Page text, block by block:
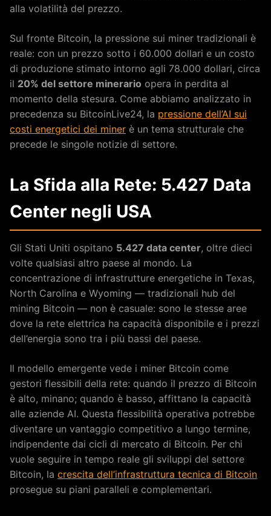
alla volatilità del prezzo.
Sul fronte Bitcoin, la pressione sui miner tradizionali è
reale: con un prezzo sotto i 60.000 dollari e un costo
di produzione stimato intorno agli 78.000 dollari, circa
il 20% del settore minerario opera in perdita al
momento della stesura. Come abbiamo analizzato in
precedenza su BitcoinLive24, la pressione dell’AI sui
costi energetici dei miner è un tema strutturale che
precede le singole notizie di settore.
La Sfida alla Rete: 5.427 Data
Center negli USA
Gli Stati Uniti ospitano 5.427 data center, oltre dieci
volte qualsiasi altro paese al mondo. La
concentrazione di infrastrutture energetiche in Texas,
North Carolina e Wyoming — tradizionali hub del
mining Bitcoin — non è casuale: sono le stesse aree
dove la rete elettrica ha capacità disponibile e i prezzi
dell’energia sono tra i più bassi del paese.
Il modello emergente vede i miner Bitcoin come
gestori flessibili della rete: quando il prezzo di Bitcoin
è alto, minano; quando è basso, affittano la capacità
alle aziende AI. Questa flessibilità operativa potrebbe
diventare un vantaggio competitivo a lungo termine,
indipendente dai cicli di mercato di Bitcoin. Per chi
vuole seguire in tempo reale gli sviluppi del settore
Bitcoin, la crescita dell’infrastruttura tecnica di Bitcoin
prosegue su piani paralleli e complementari.